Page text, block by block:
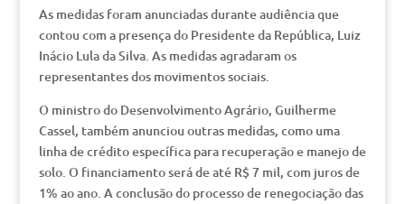
As medidas foram anunciadas durante audiência que
contou com a presença do Presidente da República, Luiz
Inácio Lula da Silva. As medidas agradaram os
representantes dos movimentos sociais.
O ministro do Desenvolvimento Agrário, Guilherme
Cassel, também anunciou outras medidas, como uma
linha de crédito específica para recuperação e manejo de
solo. O financiamento será de até R$ 7 mil, com juros de
1% ao ano. A conclusão do processo de renegociação das